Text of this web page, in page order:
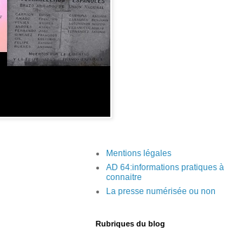
Mentions légales
AD 64:informations pratiques à
connaitre
La presse numérisée ou non
Rubriques du blog